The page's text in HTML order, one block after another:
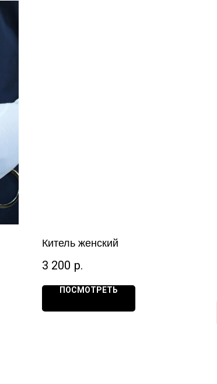
Китель женский
3 200 р.
ПОСМОТРЕТЬ